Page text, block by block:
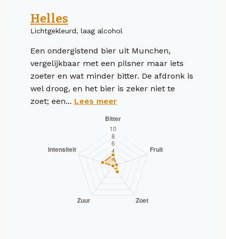
Helles
Lichtgekleurd, laag alcohol
Een ondergistend bier uit Munchen,
vergelijkbaar met een pilsner maar iets
zoeter en wat minder bitter. De afdronk is
wel droog, en het bier is zeker niet te
zoet; een... Lees meer